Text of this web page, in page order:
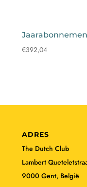
€392,04
ADRES
The Dutch Club
Lambert
9000 Gent, België